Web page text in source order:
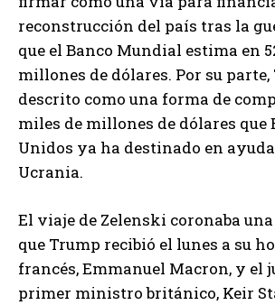
reconstrucción del país tras la
que el Banco Mundial estima en
millones de dólares. Por su
descrito como una forma de
miles de millones de dólares que
Unidos ya ha destinado en
Ucrania.
El viaje de Zelenski coronaba
que Trump recibió el lunes a su
francés, Emmanuel Macron, y el
primer ministro británico, Keir